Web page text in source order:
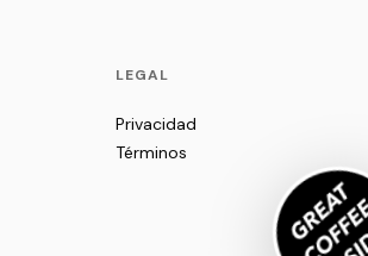
LEGAL
Privacidad
Términos